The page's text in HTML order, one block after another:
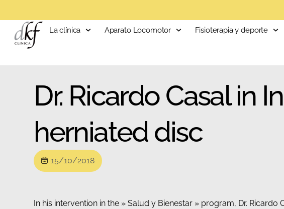
La clínica Aparato Locomotor Fisioterapia y deporte
Dr. Ricardo Casal in
herniated disc
15/10/2018
In his intervention in the » Salud y Bienestar » program, Dr.